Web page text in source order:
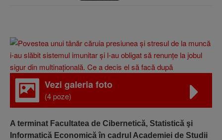
Vezi galeria foto
(4 poze)
A terminat Facultatea de Cibernetică, Statistică şi
Informatică Economică în cadrul Academiei de Studii